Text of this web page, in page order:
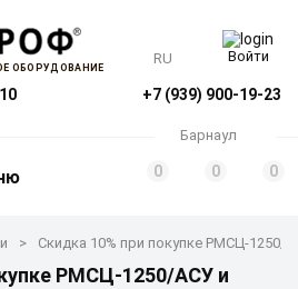
ОБОРУДОВАНИЕ
+7 (939) 900-19-23
RU Войти
Барнаул
0 0 0
Скидка 10% при покупке РМСЦ-1250/
РМСЦ-1250/АСУ и